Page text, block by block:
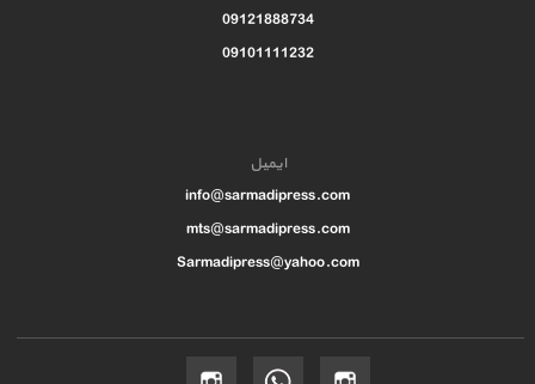
09121888734
09101111232
ایمیل
info@sarmadipress.com
mts@sarmadipress.com
Sarmadipress@yahoo.com